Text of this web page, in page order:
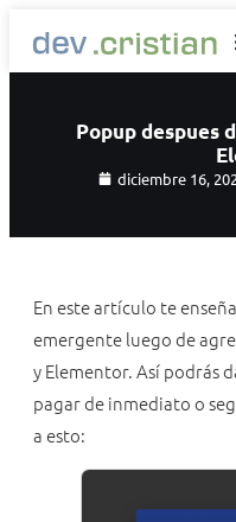
Popup despues
diciembre 16,
En este artículo te
emergente luego de
y Elementor. Así podrás
pagar de inmediato o
a esto: